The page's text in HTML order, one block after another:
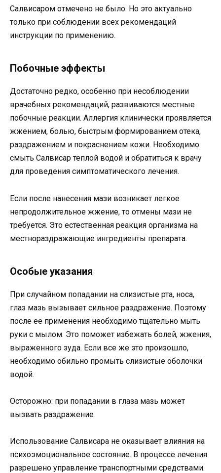
Салвисаром отмечено не было. Но это актуально
только при соблюдении всех рекомендаций
инструкции по применению.
Побочные эффекты
Достаточно редко, особенно при несоблюдении
врачебных рекомендаций, развиваются местные
побочные реакции. Аллергия клинически проявляется
жжением, болью, быстрым формированием отека,
раздражением и покраснением кожи. Необходимо
смыть Салвисар теплой водой и обратиться к врачу
для проведения симптоматического лечения.
Если после нанесения мази возникает легкое
непродолжительное жжение, то отмены мази не
требуется. Это естественная реакция организма на
местнораздражающие ингредиенты препарата.
Особые указания
При случайном попадании на слизистые рта, носа,
глаз мазь вызывает сильное раздражение. Поэтому
после ее применения необходимо тщательно мыть
руки с мылом. Это поможет избежать болей, жжения,
выраженного зуда. Если все же это произошло,
необходимо обильно промыть слизистые оболочки
водой.
Осторожно: при попадании в глаза мазь может
вызвать раздражение
Использование Салвисара не оказывает влияния на
психоэмоциональное состояние. В процессе лечения
разрешено управление транспортными средствами.